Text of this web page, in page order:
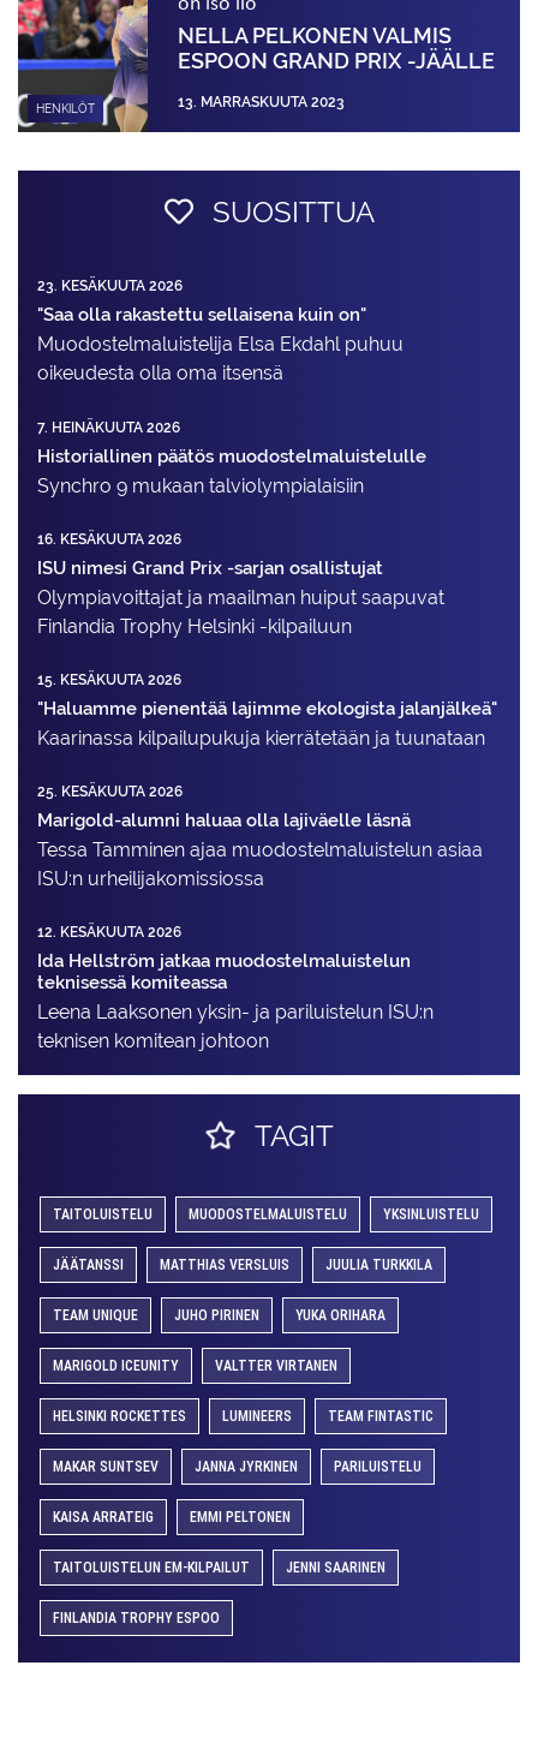
HENKILÖT
NELLA PELKONEN VALMIS
ESPOON GRAND PRIX -JÄÄLLE
13. MARRASKUUTA 2023
SUOSITTUA
23. KESÄKUUTA 2026
"Saa olla rakastettu sellaisena kuin on"
Muodostelma­luistelija Elsa Ekdahl puhuu
oikeudesta olla oma itsensä
7. HEINÄKUUTA 2026
Historiallinen päätös muodostelmaluistelulle
Synchro 9 mukaan talviolympialaisiin
16. KESÄKUUTA 2026
ISU nimesi Grand Prix -sarjan osallistujat
Olympiavoittajat ja maailman huiput saapuvat
Finlandia Trophy Helsinki -kilpailuun
15. KESÄKUUTA 2026
"Haluamme pienentää lajimme ekologista jalanjälkeä"
Kaarinassa kilpailupukuja kierrätetään ja tuunataan
25. KESÄKUUTA 2026
Marigold-alumni haluaa olla lajiväelle läsnä
Tessa Tamminen ajaa muodostelma­luistelun asiaa
ISU:n urheilija­komissiossa
12. KESÄKUUTA 2026
Ida Hellström jatkaa muodostelmaluistelun
teknisessä komiteassa
Leena Laaksonen yksin- ja pariluistelun ISU:n
teknisen komitean johtoon
TAGIT
TAITOLUISTELU MUODOSTELMALUISTELU YKSINLUISTELU
JÄÄTANSSI MATTHIAS VERSLUIS JUULIA TURKKILA
TEAM UNIQUE JUHO PIRINEN YUKA ORIHARA
MARIGOLD ICEUNITY VALTTER VIRTANEN
HELSINKI ROCKETTES LUMINEERS TEAM FINTASTIC
MAKAR SUNTSEV JANNA JYRKINEN PARILUISTELU
KAISA ARRATEIG EMMI PELTONEN
TAITOLUISTELUN EM-KILPAILUT JENNI SAARINEN
FINLANDIA TROPHY ESPOO